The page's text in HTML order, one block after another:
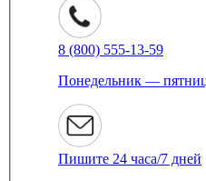
8 (800) 555-13-59
Понедельник —
Пишите 24 часа/7 дней